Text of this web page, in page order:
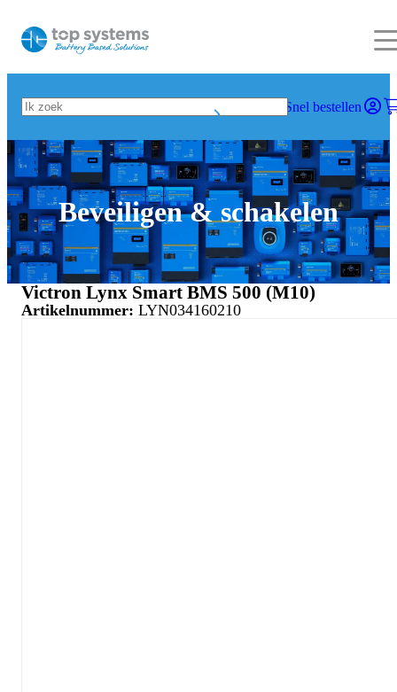
Snel bestellen
Beveiligen & schakelen
Victron Lynx Smart BMS 500 (M10)
Artikelnummer: LYN034160210